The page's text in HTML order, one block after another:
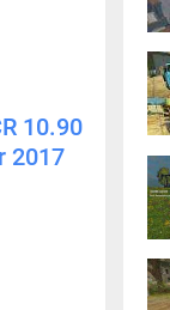
10.90
2017